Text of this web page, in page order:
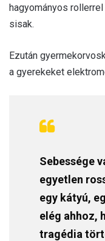
hagyományos
sisak.
Ezután
a gyerekeket
Sebessége
egyetlen
egy kátyú,
elég ahhoz,
tragédia